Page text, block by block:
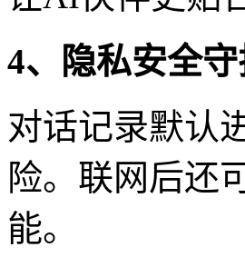
4、隐私安全守
对话记录默认
险。联网后还
能。